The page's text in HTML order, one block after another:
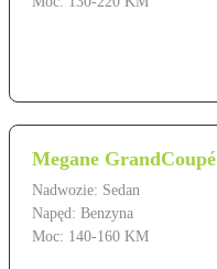
Megane GrandCoupé
Nadwozie: Sedan
Napęd: Benzyna
Moc: 140-160 KM